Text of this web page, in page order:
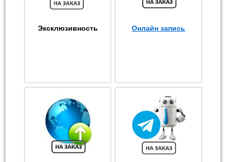
Эксклюзивность Онлайн запись